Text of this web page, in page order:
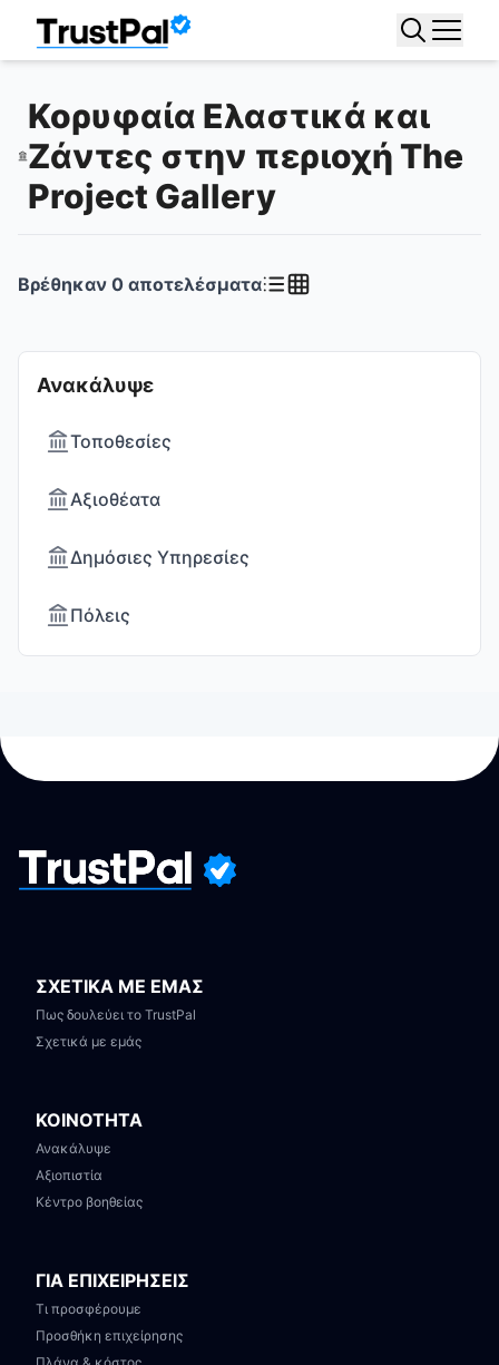
Κορυφαία Ελαστικά και
Ζάντες στην περιοχή The
Project Gallery
Ανακάλυψε
Τοποθεσίες
Αξιοθέατα
Δημόσιες Υπηρεσίες
Πόλεις
Βρέθηκαν 0 αποτελέσματα
ΣΧΕΤΙΚΑ ΜΕ ΕΜΑΣ
Πως δουλεύει το TrustPal
Σχετικά με εμάς
ΚΟΙΝΟΤΗΤΑ
Ανακάλυψε
Αξιοπιστία
Κέντρο βοηθείας
ΓΙΑ ΕΠΙΧΕΙΡΗΣΕΙΣ
Τι προσφέρουμε
Προσθήκη επιχείρησης